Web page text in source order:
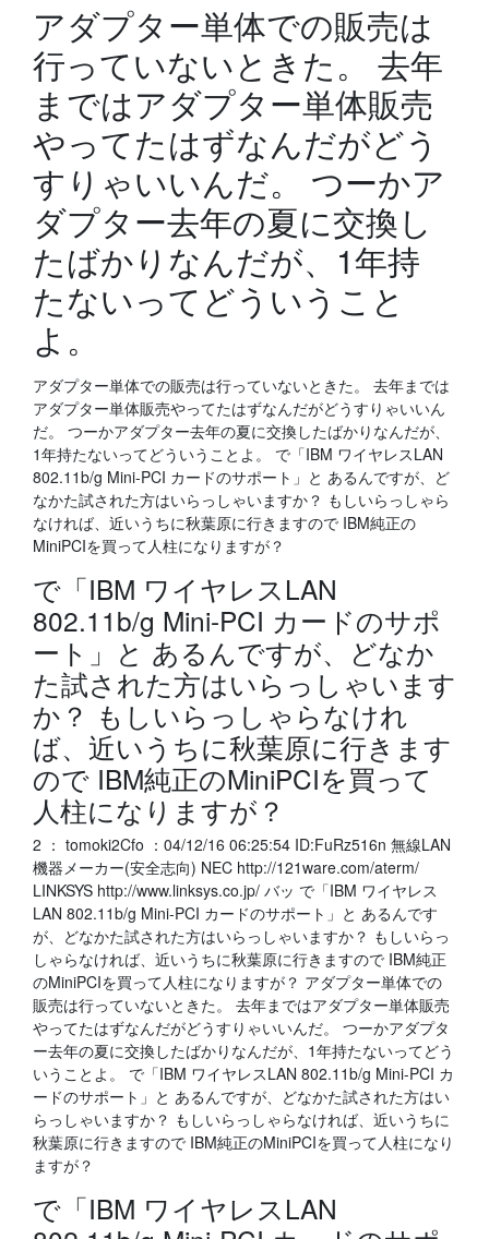
アダプター単体での販売は
行っていないときた。 去年
まではアダプター単体販売
やってたはずなんだがどう
すりゃいいんだ。 つーかア
ダプター去年の夏に交換し
たばかりなんだが、1年持
たないってどういうこと
よ。
アダプター単体での販売は行っていないときた。 去年までは
アダプター単体販売やってたはずなんだがどうすりゃいいん
だ。 つーかアダプター去年の夏に交換したばかりなんだが、
1年持たないってどういうことよ。 で「IBM ワイヤレスLAN
802.11b/g Mini-PCI カードのサポート」と あるんですが、ど
なかた試された方はいらっしゃいますか？ もしいらっしゃら
なければ、近いうちに秋葉原に行きますので IBM純正の
MiniPCIを買って人柱になりますが？
で「IBM ワイヤレスLAN
802.11b/g Mini-PCI カードのサポ
ート」と あるんですが、どなか
た試された方はいらっしゃいます
か？ もしいらっしゃらなけれ
ば、近いうちに秋葉原に行きます
ので IBM純正のMiniPCIを買って
人柱になりますが？
2 ： tomoki2Cfo ：04/12/16 06:25:54 ID:FuRz516n 無線LAN
機器メーカー(安全志向) NEC http://121ware.com/aterm/
LINKSYS http://www.linksys.co.jp/ バッ で「IBM ワイヤレス
LAN 802.11b/g Mini-PCI カードのサポート」と あるんです
が、どなかた試された方はいらっしゃいますか？ もしいらっ
しゃらなければ、近いうちに秋葉原に行きますので IBM純正
のMiniPCIを買って人柱になりますが？ アダプター単体での
販売は行っていないときた。 去年まではアダプター単体販売
やってたはずなんだがどうすりゃいいんだ。 つーかアダプタ
ー去年の夏に交換したばかりなんだが、1年持たないってどう
いうことよ。 で「IBM ワイヤレスLAN 802.11b/g Mini-PCI カ
ードのサポート」と あるんですが、どなかた試された方はい
らっしゃいますか？ もしいらっしゃらなければ、近いうちに
秋葉原に行きますので IBM純正のMiniPCIを買って人柱になり
ますが？
で「IBM ワイヤレスLAN